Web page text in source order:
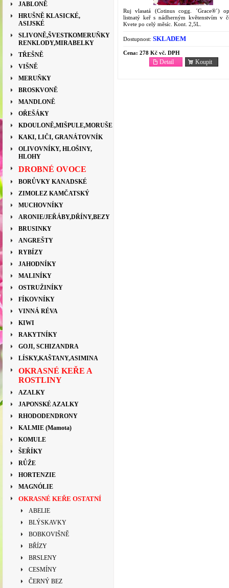
JABLONĚ
HRUŠNĚ KLASICKÉ,
ASIJSKÉ
SLIVONĚ,ŠVESTKOMERUŇKY
RENKLODY,MIRABELKY
TŘEŠNĚ
VIŠNĚ
MERUŇKY
BROSKVONĚ
MANDLONĚ
OŘEŠÁKY
KDOULONĚ,MIŠPULE,MORUŠE
KAKI, LIČI, GRANÁTOVNÍK
OLIVOVNÍKY, HLOŠINY,
HLOHY
DROBNÉ OVOCE
BORŮVKY KANADSKÉ
ZIMOLEZ KAMČATSKÝ
MUCHOVNÍKY
ARONIE/JEŘÁBY,DŘÍNY,BEZY
BRUSINKY
ANGREŠTY
RYBÍZY
JAHODNÍKY
MALINÍKY
OSTRUŽINÍKY
FÍKOVNÍKY
VINNÁ RÉVA
KIWI
RAKYTNÍKY
GOJI, SCHIZANDRA
LÍSKY,KAŠTANY,ASIMINA
OKRASNÉ KEŘE A
ROSTLINY
AZALKY
JAPONSKÉ AZALKY
RHODODENDRONY
KALMIE (Mamota)
KOMULE
ŠEŘÍKY
RŮŽE
HORTENZIE
MAGNÓLIE
OKRASNÉ KEŘE OSTATNÍ
ABELIE
BLÝSKAVKY
BOBKOVIŠNĚ
BŘÍZY
BRSLENY
CESMÍNY
ČERNÝ BEZ
Ruj vlasatá (Cotinus cogg. ´Grace®´)
listnatý keř s nádherným květenstvím v
Kvete po celý měsíc. Kont. 2,5L.
Dostupnost: SKLADEM
Cena: 278 Kč vč. DPH
Koupit
Detail